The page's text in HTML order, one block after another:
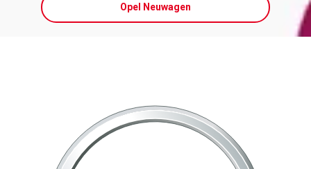
Opel Neuwagen